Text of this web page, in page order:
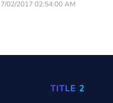
7/02/2017 02:54:00 AM
TITLE 2